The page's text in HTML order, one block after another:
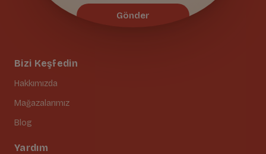
Bizi Keşfedin
Hakkımızda
Mağazalarımız
Blog
Yardım
Gönder